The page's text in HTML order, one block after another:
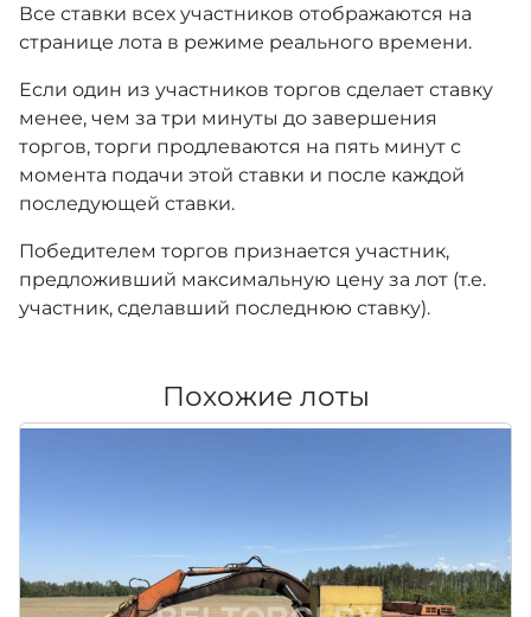
Все ставки всех участников отображаются на
странице лота в режиме реального времени.
Если один из участников торгов сделает ставку
менее, чем за три минуты до завершения
торгов, торги продлеваются на пять минут с
момента подачи этой ставки и после каждой
последующей ставки.
Победителем торгов признается участник,
предложивший максимальную цену за лот (т.е.
участник, сделавший последнюю ставку).
Похожие лоты